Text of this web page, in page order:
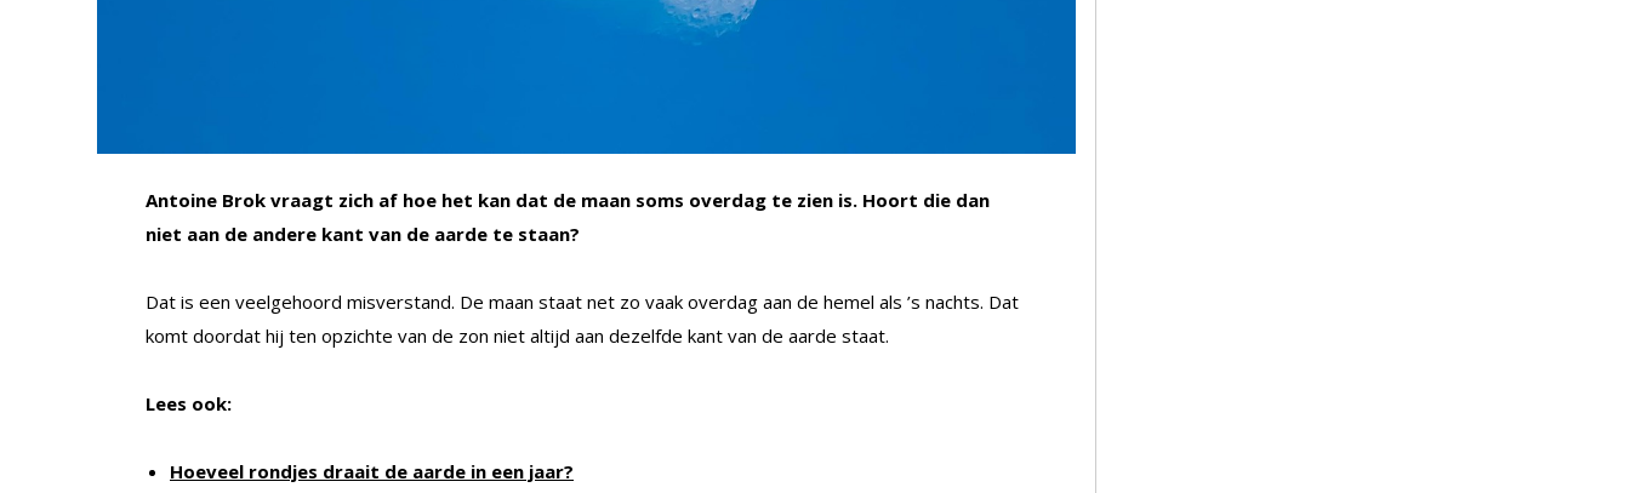
Antoine Brok vraagt zich af hoe het kan dat de maan soms overdag te zien is. Hoort die dan
niet aan de andere kant van de aarde te staan?
Dat is een veelgehoord misverstand. De maan staat net zo vaak overdag aan de hemel als ’s nachts. Dat
komt doordat hij ten opzichte van de zon niet altijd aan dezelfde kant van de aarde staat.
Lees ook:
Hoeveel rondjes draait de aarde in een jaar?